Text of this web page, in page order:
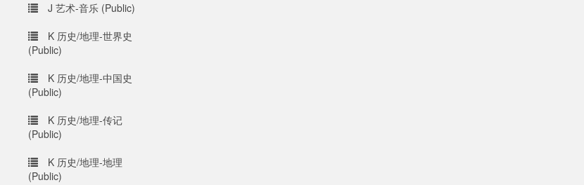
J 艺术-音乐 (Public)
K 历史/地理-世界史
(Public)
K 历史/地理-中国史
(Public)
K 历史/地理-传记
(Public)
K 历史/地理-地理
(Public)